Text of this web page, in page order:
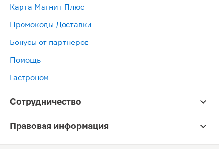
Карта Магнит Плюс
Промокоды Доставки
Бонусы от партнёров
Помощь
Гастроном
Сотрудничество
Правовая информация